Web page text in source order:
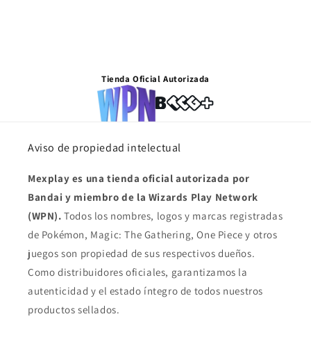
Tienda Oficial Autorizada
Aviso de propiedad intelectual
Mexplay es una tienda oficial autorizada por
Bandai y miembro de la Wizards Play Network
(WPN). Todos los nombres, logos y marcas registradas
de Pokémon, Magic: The Gathering, One Piece y otros
juegos son propiedad de sus respectivos dueños.
Como distribuidores oficiales, garantizamos la
autenticidad y el estado íntegro de todos nuestros
productos sellados.
Se requiere iniciar sesión
Inicie sesión en su cuenta para agregar productos a
su lista de deseos y ver los artículos guardados
anteriormente.